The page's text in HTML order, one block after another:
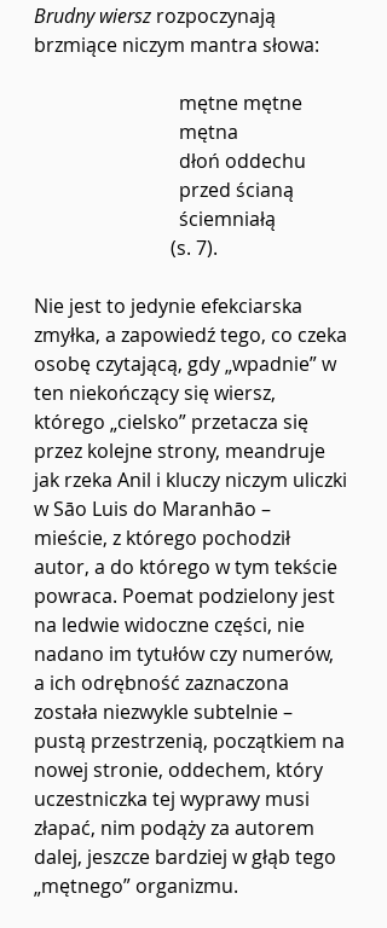
Brudny wiersz rozpoczynają
brzmiące niczym mantra słowa:
mętne mętne
mętna
dłoń oddechu
przed ścianą
ściemniałą
(s. 7).
Nie jest to jedynie efekciarska
zmyłka, a zapowiedź tego, co czeka
osobę czytającą, gdy „wpadnie” w
ten niekończący się wiersz,
którego „cielsko” przetacza się
przez kolejne strony, meandruje
jak rzeka Anil i kluczy niczym uliczki
w Sāo Luis do Maranhāo –
mieście, z którego pochodził
autor, a do którego w tym tekście
powraca. Poemat podzielony jest
na ledwie widoczne części, nie
nadano im tytułów czy numerów,
a ich odrębność zaznaczona
została niezwykle subtelnie –
pustą przestrzenią, początkiem na
nowej stronie, oddechem, który
uczestniczka tej wyprawy musi
złapać, nim podąży za autorem
dalej, jeszcze bardziej w głąb tego
„mętnego” organizmu.